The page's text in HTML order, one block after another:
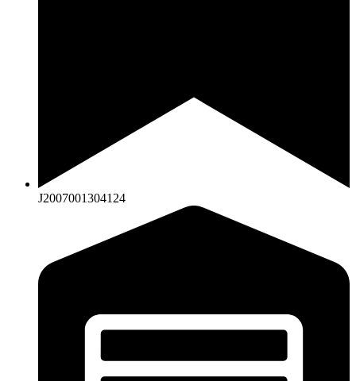
J2007001304124